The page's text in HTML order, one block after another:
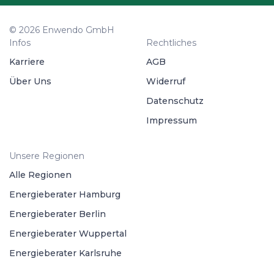
© 2026 Enwendo GmbH
Infos
Karriere
Über Uns
Rechtliches
AGB
Widerruf
Datenschutz
Impressum
Unsere Regionen
Alle Regionen
Energieberater Hamburg
Energieberater Berlin
Energieberater Wuppertal
Energieberater Karlsruhe